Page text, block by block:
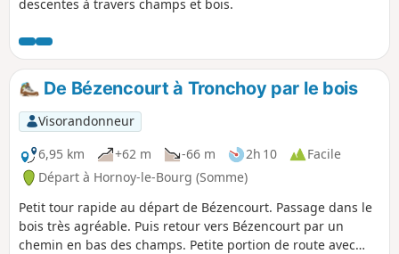
descentes à travers champs et bois.
De Bézencourt à Tronchoy par le bois
Visorandonneur
6,95 km
+62 m -66 m 2h 10
Facile
Départ à Hornoy-le-Bourg (Somme)
Petit tour rapide au départ de Bézencourt. Passage dans le
bois très agréable. Puis retour vers Bézencourt par un
chemin en bas des champs. Petite portion de route avec